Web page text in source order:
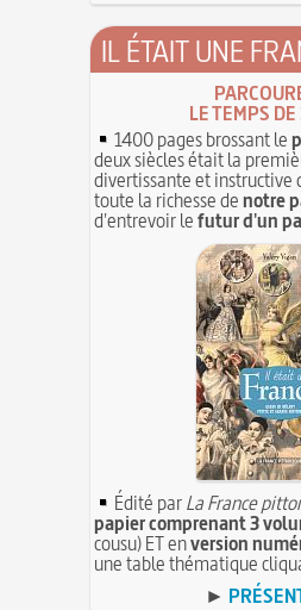
IL ÉTAIT UNE
LE TEMPS
1400 pages brossant le
deux siècles était la
divertissante et instructive
toute la richesse denotre
d'entrevoir lefutur d'un
Édité parLa France
papier comprenant 3
cousu) ET enversion
une table thématique
►